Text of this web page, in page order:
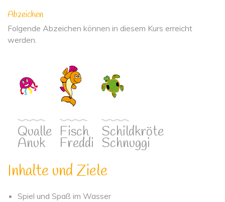
Abzeichen
Folgende Abzeichen können in diesem Kurs erreicht
werden.
Qualle
Anuk
Fisch
Freddi
Schildkröte
Schnuggi
Inhalte und Ziele
Spiel und Spaß im Wasser